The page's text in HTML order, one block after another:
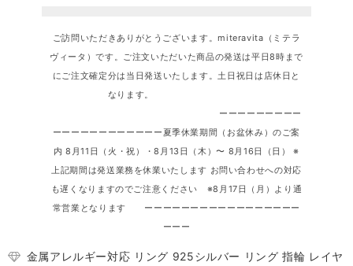
ご訪問いただきありがとうございます。miteravita（ミテラ
ヴィータ）です。ご注文いただいた商品の発送は平日8時まで
にご注文確定分は当日発送いたします。土日祝日は店休日と
なります。
ーーーーーーーーー
ーーーーーーーーーーーー夏季休業期間（お盆休み）のご案
内 8月11日（火・祝）・8月13日（木）〜 8月16日（日） ※
上記期間は発送業務を休業いたします お問い合わせへの対応
も遅くなりますのでご注意ください ※8月17日（月）より通
常営業となります ーーーーーーーーーーーーーーーーー
ーーー
金属アレルギー対応 リング 925シルバー リング 指輪 レイヤ